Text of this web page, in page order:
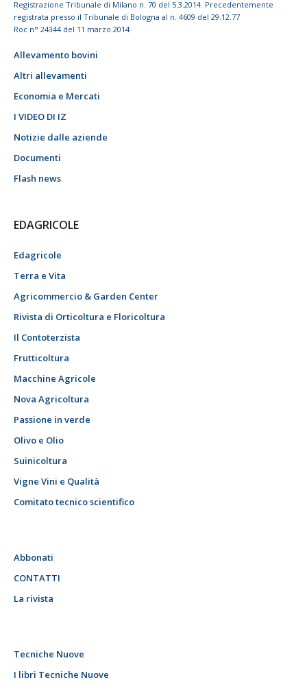
Registrazione Tribunale di Milano n. 70 del 5.3.2014. Precedentemente
registrata presso il Tribunale di Bologna al n. 4609 del 29.12.77
Roc n° 24344 del 11 marzo 2014
Allevamento bovini
Altri allevamenti
Economia e Mercati
I VIDEO DI IZ
Notizie dalle aziende
Documenti
Flash news
EDAGRICOLE
Edagricole
Terra e Vita
Agricommercio & Garden Center
Rivista di Orticoltura e Floricoltura
Il Contoterzista
Frutticoltura
Macchine Agricole
Nova Agricoltura
Passione in verde
Olivo e Olio
Suinicoltura
Vigne Vini e Qualità
Comitato tecnico scientifico
Abbonati
CONTATTI
La rivista
Tecniche Nuove
I libri Tecniche Nuove